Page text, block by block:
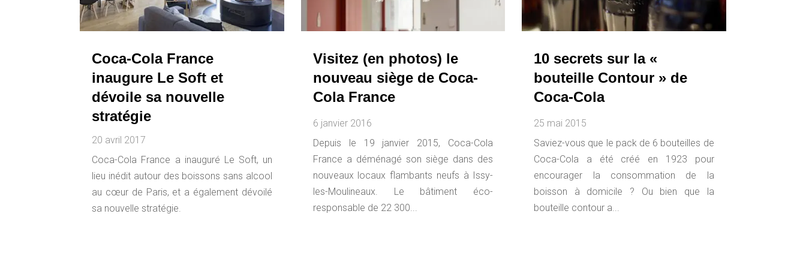
Coca-Cola France
inaugure Le Soft et
dévoile sa nouvelle
stratégie
20 avril 2017
Coca-Cola France a inauguré Le Soft, un
lieu inédit autour des boissons sans alcool
au cœur de Paris, et a également dévoilé
sa nouvelle stratégie.
Visitez (en photos) le
nouveau siège de Coca-
Cola France
6 janvier 2016
Depuis le 19 janvier 2015, Coca-Cola
France a déménagé son siège dans des
nouveaux locaux flambants neufs à Issy-
les-Moulineaux. Le bâtiment éco-
responsable de 22 300...
10 secrets sur la «
bouteille Contour » de
Coca-Cola
25 mai 2015
Saviez-vous que le pack de 6 bouteilles de
Coca-Cola a été créé en 1923 pour
encourager la consommation de la
boisson à domicile ? Ou bien que la
bouteille contour a...